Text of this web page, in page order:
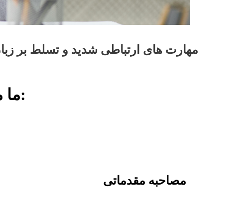
مهارت های ارتباطی شدید و تسلط بر
Academic ما مالایی درسها بر موضوعات مختلف تمرکز می کنند:
مصاحبه مقدماتی